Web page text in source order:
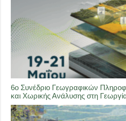
6ο Συνέδριο Γεωγραφικών
και Χωρικής Ανάλυσης στη